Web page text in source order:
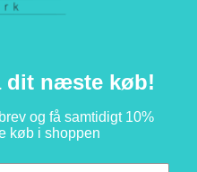
dit næste køb!
og få samtidigt 10%
køb i shoppen